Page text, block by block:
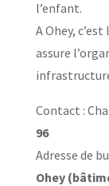
l’enfant.
A Ohey, c’est
assure
Contact :
96
Adresse de
Ohey